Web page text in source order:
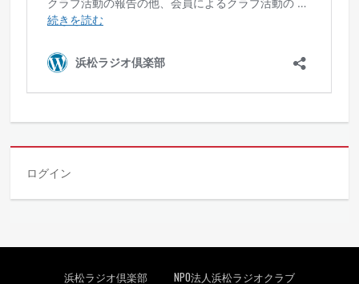
ログイン
フッターメニュー
浜松ラジオ倶楽部 NPO法人浜松ラジオクラブ